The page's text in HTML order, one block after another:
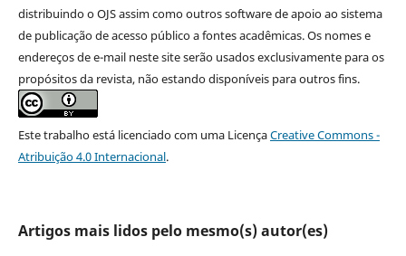
distribuindo o OJS assim como outros software de apoio ao sistema
de publicação de acesso público a fontes acadêmicas. Os nomes e
endereços de e-mail neste site serão usados exclusivamente para os
propósitos da revista, não estando disponíveis para outros fins.
Este trabalho está licenciado com uma LicençaCreative Commons -
Atribuição 4.0 Internacional.
Artigos mais lidos pelo mesmo(s) autor(es)